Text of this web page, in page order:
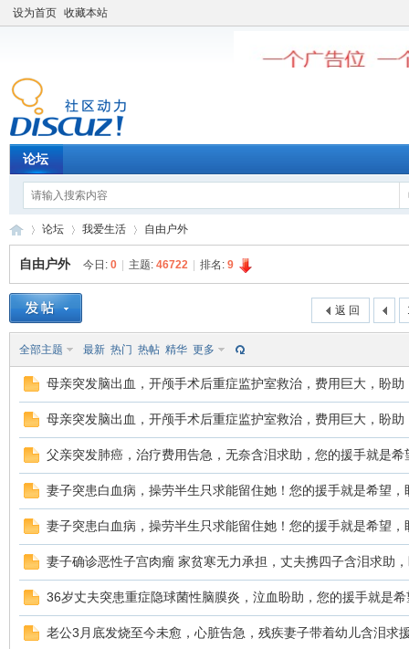
设为首页 收藏本站
论坛
»
论坛
›
我爱生活 自由户外
自由户外 今日: 0 主题: 46722 排名: 9
返 回
全部主题 最新 热门 热帖 精华 更多
母亲突发脑出血，开颅手术后重症监护室救治，费用巨大，盼助
母亲突发脑出血，开颅手术后重症监护室救治，费用巨大，盼助
父亲突发肺癌，治疗费用告急，无奈含泪求助，您的援手就是希
妻子突患白血病，操劳半生只求能留住她！您的援手就是希望，
妻子突患白血病，操劳半生只求能留住她！您的援手就是希望，
妻子确诊恶性子宫肉瘤 家贫寒无力承担，丈夫携四子含泪求助
36岁丈夫突患重症隐球菌性脑膜炎，泣血盼助，您的援手就是希
老公3月底发烧至今未愈，心脏告急，残疾妻子带着幼儿含泪求